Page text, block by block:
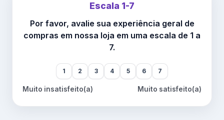
Escala 1-7
Por favor, avalie sua experiência geral de
compras em nossa loja em uma escala de 1 a
7.
1 2 3 4 5 6 7
Muito insatisfeito(a) Muito satisfeito(a)